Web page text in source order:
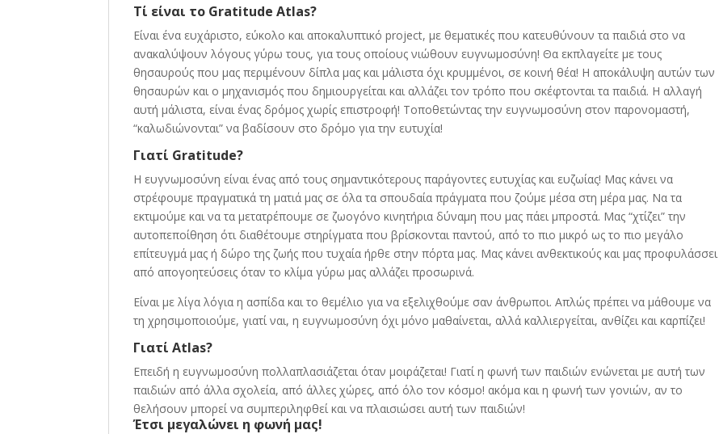
Τί είναι το Gratitude Atlas?
Είναι ένα ευχάριστο, εύκολο και αποκαλυπτικό project, με θεματικές που κατευθύνουν τα παιδιά στο να
ανακαλύψουν λόγους γύρω τους, για τους οποίους νιώθουν ευγνωμοσύνη! Θα εκπλαγείτε με τους
θησαυρούς που μας περιμένουν δίπλα μας και μάλιστα όχι κρυμμένοι, σε κοινή θέα! Η αποκάλυψη αυτών των
θησαυρών και ο μηχανισμός που δημιουργείται και αλλάζει τον τρόπο που σκέφτονται τα παιδιά. Η αλλαγή
αυτή μάλιστα, είναι ένας δρόμος χωρίς επιστροφή! Τοποθετώντας την ευγνωμοσύνη στον παρονομαστή,
“καλωδιώνονται” να βαδίσουν στο δρόμο για την ευτυχία!
Γιατί Gratitude?
Η ευγνωμοσύνη είναι ένας από τους σημαντικότερους παράγοντες ευτυχίας και ευζωίας! Μας κάνει να
στρέφουμε πραγματικά τη ματιά μας σε όλα τα σπουδαία πράγματα που ζούμε μέσα στη μέρα μας. Να τα
εκτιμούμε και να τα μετατρέπουμε σε ζωογόνο κινητήρια δύναμη που μας πάει μπροστά. Μας “χτίζει” την
αυτοπεποίθηση ότι διαθέτουμε στηρίγματα που βρίσκονται παντού, από το πιο μικρό ως το πιο μεγάλο
επίτευγμά μας ή δώρο της ζωής που τυχαία ήρθε στην πόρτα μας. Μας κάνει ανθεκτικούς και μας προφυλάσσει
από απογοητεύσεις όταν το κλίμα γύρω μας αλλάζει προσωρινά.
Είναι με λίγα λόγια η ασπίδα και το θεμέλιο για να εξελιχθούμε σαν άνθρωποι. Απλώς πρέπει να μάθουμε να
τη χρησιμοποιούμε, γιατί ναι, η ευγνωμοσύνη όχι μόνο μαθαίνεται, αλλά καλλιεργείται, ανθίζει και καρπίζει!
Γιατί Atlas?
Επειδή η ευγνωμοσύνη πολλαπλασιάζεται όταν μοιράζεται! Γιατί η φωνή των παιδιών ενώνεται με αυτή των
παιδιών από άλλα σχολεία, από άλλες χώρες, από όλο τον κόσμο! ακόμα και η φωνή των γονιών, αν το
θελήσουν μπορεί να συμπεριληφθεί και να πλαισιώσει αυτή των παιδιών!
Έτσι μεγαλώνει η φωνή μας!